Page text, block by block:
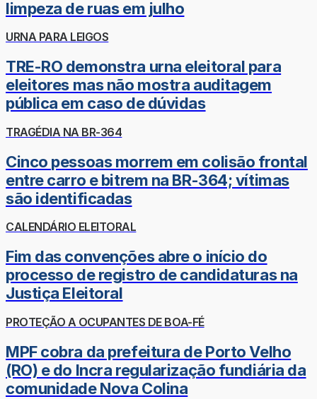
limpeza de ruas em julho
URNA PARA LEIGOS
TRE-RO demonstra urna eleitoral para
eleitores mas não mostra auditagem
pública em caso de dúvidas
TRAGÉDIA NA BR-364
Cinco pessoas morrem em colisão frontal
entre carro e bitrem na BR-364; vítimas
são identificadas
CALENDÁRIO ELEITORAL
Fim das convenções abre o início do
processo de registro de candidaturas na
Justiça Eleitoral
PROTEÇÃO A OCUPANTES DE BOA-FÉ
MPF cobra da prefeitura de Porto Velho
(RO) e do Incra regularização fundiária da
comunidade Nova Colina